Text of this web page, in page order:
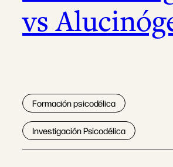
vs
Formación psicodélica
Investigación Psicodélica